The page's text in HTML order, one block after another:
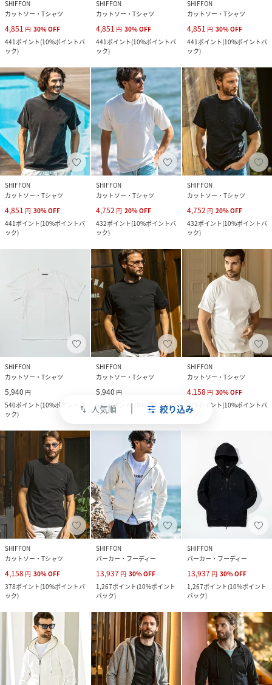
swap_vert 人気順 絞り込み
SHIFFON
カットソー・Tシャツ
4,851 円 30%OFF
441ポイント(10%ポイントバ
ック)
SHIFFON
カットソー・Tシャツ
4,851 円 30%OFF
441ポイント(10%ポイントバ
ック)
SHIFFON
カットソー・Tシャツ
4,851 円 30%OFF
441ポイント(10%ポイントバ
ック)
SHIFFON
カットソー・Tシャツ
4,851 円 30%OFF
441ポイント(10%ポイントバ
ック)
SHIFFON
カットソー・Tシャツ
4,752 円 20%OFF
432ポイント(10%ポイントバ
ック)
SHIFFON
カットソー・Tシャツ
4,752 円 20%OFF
432ポイント(10%ポイントバ
ック)
SHIFFON
カットソー・Tシャツ
5,940 円
540ポイント(10%ポイントバ
ック)
SHIFFON
カットソー・Tシャツ
5,940 円
540ポイント ( 10%ポイントバ
ック)
SHIFFON
カットソー・Tシャツ
4,158 円 30%OFF
378
ポイント(10%ポイントバ
ック
SHIFFON
カットソー・Tシャツ
4,158 円 30%OFF
378ポイント(10%ポイントバ
ック)
SHIFFON
パーカー・フーディー
13,937 円 30%OFF
1,267ポイント(10%ポイント
バック)
SHIFFON
パーカー・フーディー
13,937 円 30%OFF
1,267ポイント(10%ポイント
バック)